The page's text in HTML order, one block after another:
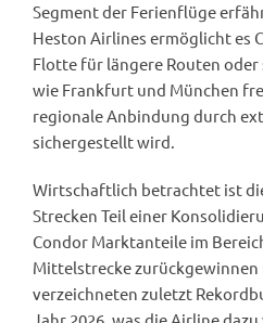
Segment der Ferienflüge
Heston Airlines ermöglicht es
Flotte für längere Routen
wie Frankfurt und München
regionale Anbindung durch
sichergestellt wird.
Wirtschaftlich betrachtet ist
Strecken Teil einer
Condor Marktanteile im
Mittelstrecke zurückgewinnen
verzeichneten zuletzt